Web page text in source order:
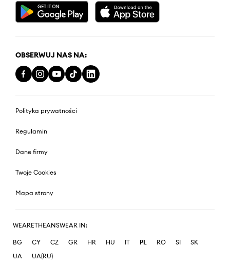
OBSERWUJ NAS NA:
Polityka prywatności
Regulamin
Dane firmy
Twoje Cookies
Mapa strony
WEARETHEANSWEAR IN:
BG CY CZ GR HR HU IT PL RO SI
SK
UA
UA(RU)